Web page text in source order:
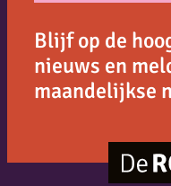
Blijf op de
nieuws en
maandelijkse